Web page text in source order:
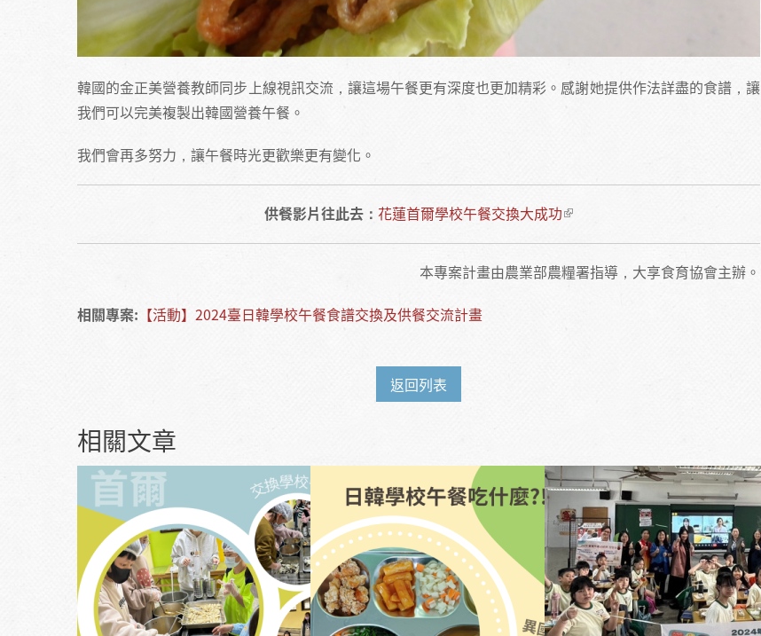
韓國的金正美營養教師同步上線視訊交流，讓這場午餐更有深度也更加精彩。感謝她提供作法詳盡的食譜，讓
我們可以完美複製出韓國營養午餐。
我們會再多努力，讓午餐時光更歡樂更有變化。
供餐影片往此去： 花蓮首爾學校午餐交換大成功
本專案計畫由農業部農糧署指導，大享食育協會主辦。
相關專案: 【活動】2024臺日韓學校午餐食譜交換及供餐交流計畫
返回列表
相關文章